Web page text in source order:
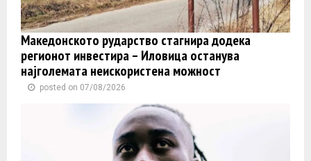
Македонското рударство стагнира додека
регионот инвестира – Иловица останува
најголемата неискористена можност
posted on 07/08/2026